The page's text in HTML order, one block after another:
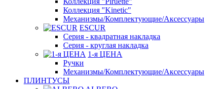
Коллекция "Kinetic"
Механизмы/Комплектующие/Аксессуары
ESCUR
Серия - квадратная накладка
Серия - круглая накладка
1-я ЦЕНА
Ручки
Механизмы/Комплектующие/Аксессуары
ПЛИНТУСЫ